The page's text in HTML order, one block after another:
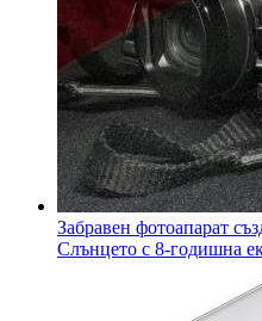
Забравен фотоапарат
Слънцето с 8-годишна